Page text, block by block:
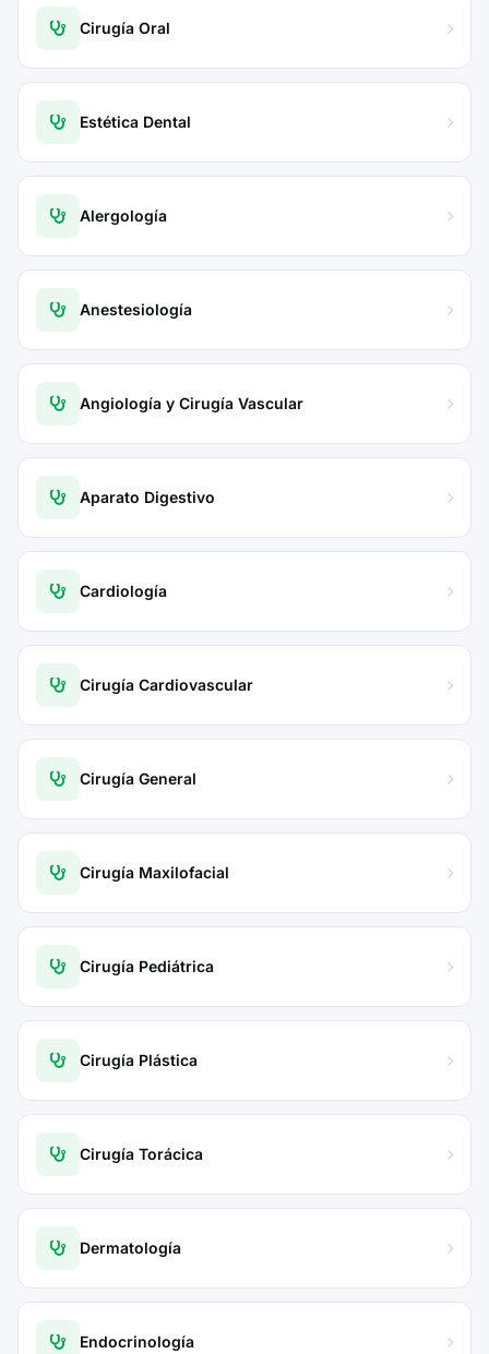
Cirugía Oral
Estética Dental
Alergología
Anestesiología
Angiología y Cirugía Vascular
Aparato Digestivo
Cardiología
Cirugía Cardiovascular
Cirugía General
Cirugía Maxilofacial
Cirugía Pediátrica
Cirugía Plástica
Cirugía Torácica
Dermatología
Endocrinología